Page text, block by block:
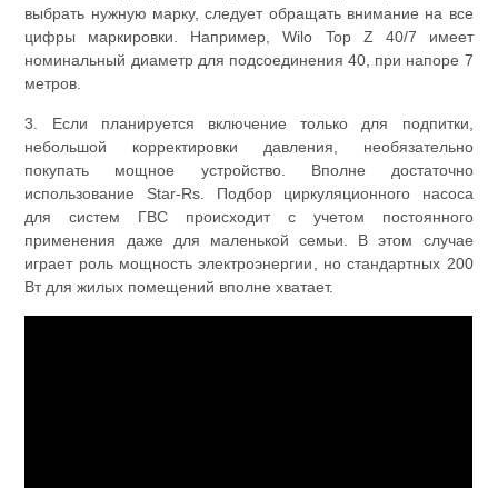
выбрать нужную марку, следует обращать внимание на все
цифры маркировки. Например, Wilo Top Z 40/7 имеет
номинальный диаметр для подсоединения 40, при напоре 7
метров.
3. Если планируется включение только для подпитки,
небольшой корректировки давления, необязательно
покупать мощное устройство. Вполне достаточно
использование Star-Rs. Подбор циркуляционного насоса
для систем ГВС происходит с учетом постоянного
применения даже для маленькой семьи. В этом случае
играет роль мощность электроэнергии, но стандартных 200
Вт для жилых помещений вполне хватает.